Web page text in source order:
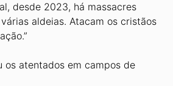
desde 2023, há massacres
aldeias. Atacam os cristãos
os atentados em campos de